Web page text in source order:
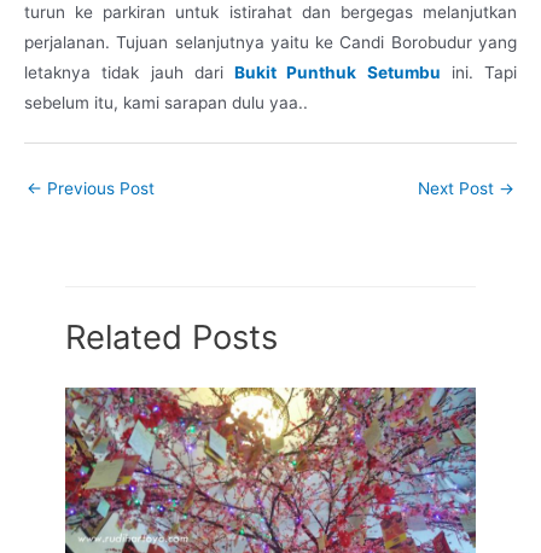
turun ke parkiran untuk istirahat dan bergegas melanjutkan
perjalanan. Tujuan selanjutnya yaitu ke Candi Borobudur yang
letaknya tidak jauh dari Bukit Punthuk Setumbu ini. Tapi
sebelum itu, kami sarapan dulu yaa..
← Previous Post Next Post →
Related Posts